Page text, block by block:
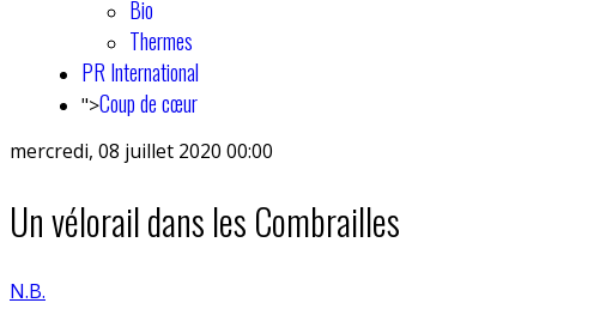
Bio
Thermes
PR International
">Coup de cœur
mercredi, 08 juillet 2020 00:00
Un vélorail dans les Combrailles
N.B.